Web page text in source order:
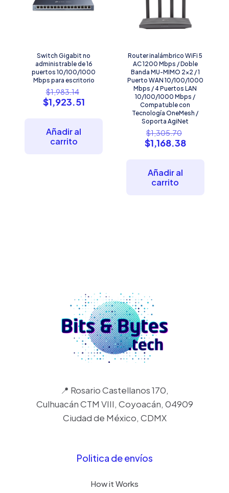
Switch Gigabit no
administrable de 16
puertos 10/100/1000
Mbps para escritorio
$1,983.14
precio
$1,923.51El
Añadir al
carrito
Router inalámbrico WiFi 5
AC 1200 Mbps / Doble
Banda MU-MIMO 2×2 / 1
Puerto WAN 10/100/1000
Mbps / 4 Puertos LAN
10/100/1000 Mbps /
Compatuble con
Tecnología OneMesh /
Soporta AgiNet
$1,305.70
precio
$1,168.38El
Añadir al
carrito
📍 Rosario Castellanos 170,
Culhuacán CTM VIII, Coyoacán, 04909
Ciudad de México, CDMX
Politica de envíos
How it Works